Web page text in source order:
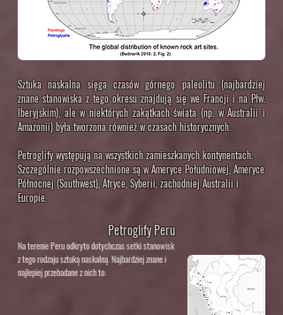
Petroglify Peru
Na terenie Peru odkryto dotychczas setki stanowisk
z tego rodzaju sztuką naskalną. Najbardziej znane i
najlepiej przebadane z nich to:
Sztuka naskalna sięga czasów górnego paleolitu (najbardziej
znane stanowiska z tego okresu znajdują się we Francji i na Płw.
Iberyjskim), ale w niektórych zakątkach świata (np. w Australii i
Amazonii) była tworzona również w czasach historycznych.
Petroglify występują na wszystkich zamieszkanych kontynentach.
Szczególnie rozpowszechnione są w Ameryce Południowej, Ameryce
Północnej (Southwest), Afryce, Syberii, zachodniej Australii i
Europie.